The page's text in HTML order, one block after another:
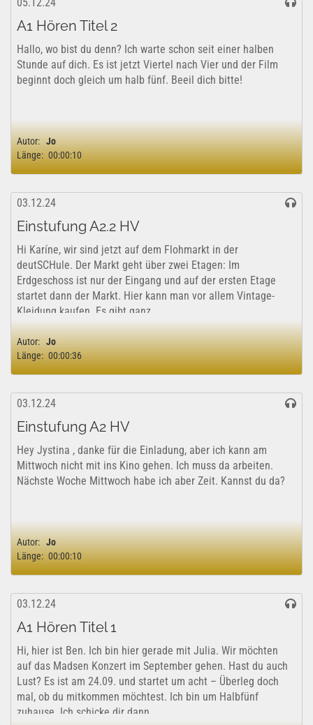
A1 Hören Titel 2
Hallo, wo bist du denn? Ich warte schon seit einer halben
Stunde auf dich. Es ist jetzt Viertel nach Vier und der Film
beginnt doch gleich um halb fünf. Beeil dich bitte!
Autor: Jo
Länge: 00:00:10
03.12.24
Einstufung A2.2 HV
Hi Karíne, wir sind jetzt auf dem Flohmarkt in der
deutSCHule. Der Markt geht über zwei Etagen: Im
Erdgeschoss ist nur der Eingang und auf der ersten Etage
startet dann der Markt. Hier kann man vor allem Vintage-
Kleidung kaufen. Es gibt ganz...
Autor: Jo
Länge: 00:00:36
03.12.24
Einstufung A2 HV
Hey Jystina , danke für die Einladung, aber ich kann am
Mittwoch nicht mit ins Kino gehen. Ich muss da arbeiten.
Nächste Woche Mittwoch habe ich aber Zeit. Kannst du da?
Autor: Jo
Länge: 00:00:10
03.12.24
A1 Hören Titel 1
Hi, hier ist Ben. Ich bin hier gerade mit Julia. Wir möchten
auf das Madsen Konzert im September gehen. Hast du auch
Lust? Es ist am 24.09. und startet um acht – Überleg doch
mal, ob du mitkommen möchtest. Ich bin um Halbfünf
zuhause. Ich schicke dir dann...